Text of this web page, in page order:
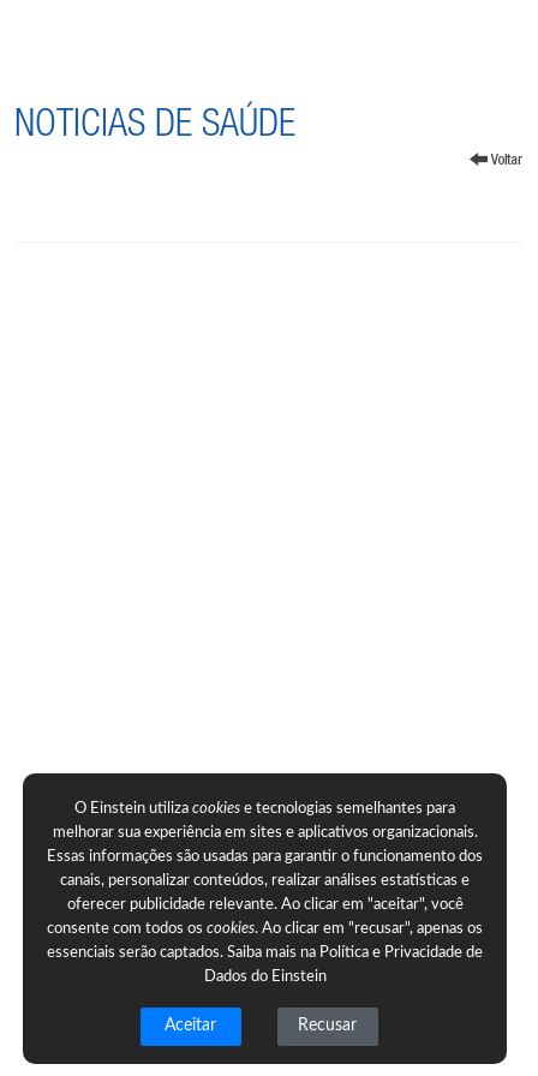
NOTICIAS DE SAÚDE
O Einstein utilizacookies e tecnologias semelhantes para
melhorar sua experiência em sites e aplicativos organizacionais.
Essas informações são usadas para garantir o funcionamento dos
canais, personalizar conteúdos, realizar análises estatísticas e
oferecer publicidade relevante. Ao clicar em "aceitar", você
consente com todos oscookies. Ao clicar em "recusar", apenas os
essenciais serão captados. Saiba mais na Política e Privacidade de
Dados do Einstein
Aceitar Recusar